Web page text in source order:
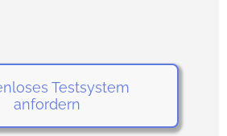
Testsystem
anfordern